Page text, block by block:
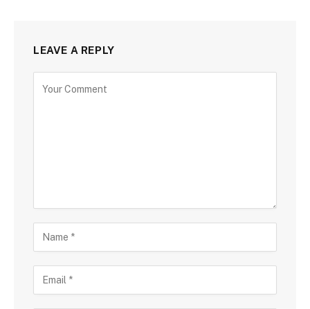
LEAVE A REPLY